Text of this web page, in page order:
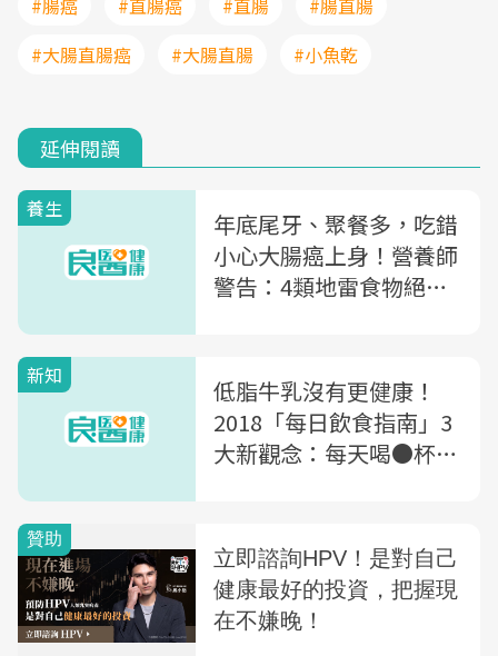
#腸癌 #直腸癌 #直腸
#腸直腸
#大腸直腸癌
#大腸直腸 #小魚乾
延伸閱讀
養生
年底尾牙、聚餐多，吃錯
小心大腸癌上身！營養師
警告：4類地雷食物絕對
新知
低脂牛乳沒有更健康！
2018「每日飲食指南」3
大新觀念：每天喝●杯補